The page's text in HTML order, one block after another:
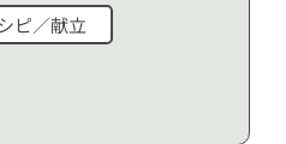
ピ／献立